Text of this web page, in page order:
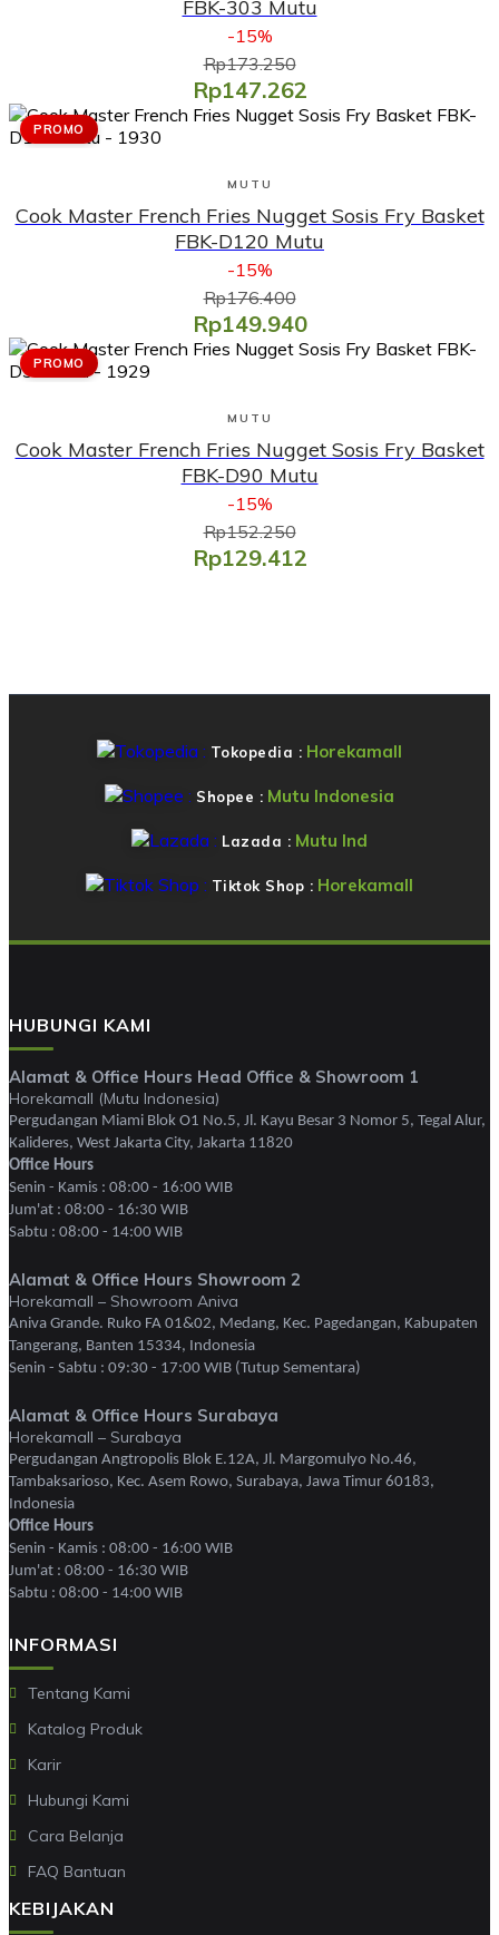
FBK-303 Mutu
-15%
Rp173.250
Rp147.262
PROMO
Lihat Produk
MUTU
Cook Master French Fries Nugget Sosis Fry Basket
FBK-D120 Mutu
-15%
Rp176.400
Rp149.940
PROMO
Lihat Produk
MUTU
Cook Master French Fries Nugget Sosis Fry Basket
FBK-D90 Mutu
-15%
Rp152.250
Rp129.412
Tokopedia : Horekamall
Shopee : Mutu Indonesia
Lazada : Mutu Ind
Tiktok Shop : Horekamall
HUBUNGI KAMI
Alamat & Office Hours Head Office & Showroom 1
Horekamall (Mutu Indonesia)
Pergudangan Miami Blok O1 No.5, Jl. Kayu Besar 3 Nomor 5, Tegal Alur,
Kalideres, West Jakarta City, Jakarta 11820
Office Hours
Senin - Kamis : 08:00 - 16:00 WIB
Jum'at : 08:00 - 16:30 WIB
Sabtu : 08:00 - 14:00 WIB
Alamat & Office Hours Showroom 2
Horekamall – Showroom Aniva
Aniva Grande. Ruko FA 01&02, Medang, Kec. Pagedangan, Kabupaten
Tangerang, Banten 15334, Indonesia
Senin - Sabtu : 09:30 - 17:00 WIB (Tutup Sementara)
Alamat & Office Hours Surabaya
Horekamall – Surabaya
Pergudangan Angtropolis Blok E.12A, Jl. Margomulyo No.46,
Tambaksarioso, Kec. Asem Rowo, Surabaya, Jawa Timur 60183,
Indonesia
Office Hours
Senin - Kamis : 08:00 - 16:00 WIB
Jum'at : 08:00 - 16:30 WIB
Sabtu : 08:00 - 14:00 WIB
INFORMASI
Tentang Kami
Katalog Produk
Karir
Hubungi Kami
Cara Belanja
FAQ Bantuan
KEBIJAKAN